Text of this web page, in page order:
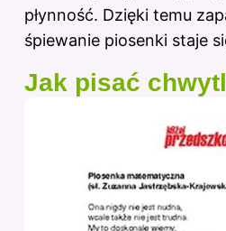
płynność. Dzięki temu
śpiewanie piosenki staje
Jak pisać